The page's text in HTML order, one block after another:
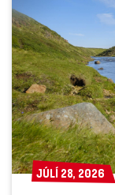
JÚLÍ 28, 2026
JÚLÍ 28, 2026